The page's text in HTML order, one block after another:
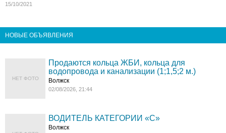
15/10/2021
НОВЫЕ ОБЪЯВЛЕНИЯ
НЕТ ФОТО
Продаются кольца ЖБИ, кольца для
водопровода и канализации (1;1,5;2 м.)
Волжск
02/08/2026, 21:44
ВОДИТЕЛЬ КАТЕГОРИИ «C»
Волжск